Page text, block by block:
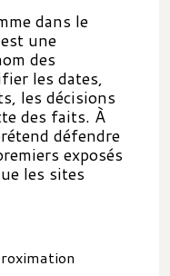
dans le
une
des
les dates,
les décisions
des faits. À
défendre
exposés
les sites